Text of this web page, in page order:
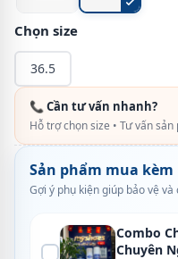
Chọn size
36.5
📞 Cần tư vấn nhanh?
Hỗ trợ chọn size • Tư vấn sản
Sản phẩm mua kèm
Gợi ý phụ kiện giúp bảo vệ
Combo
Chuyên